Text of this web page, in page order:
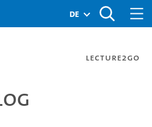
de
Lecture2Go